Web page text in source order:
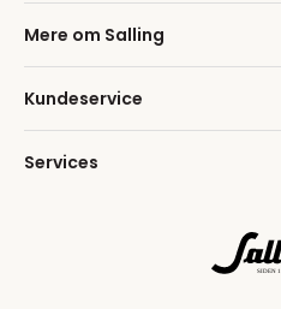
Mere om Salling
Kundeservice
Services